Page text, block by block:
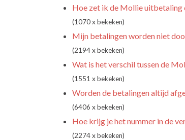
Hoe zet ik de Mollie uitbetaling
(1070 x bekeken)
Mijn betalingen worden niet
(2194 x bekeken)
Wat is het verschil tussen de
(1551 x bekeken)
Worden de betalingen altijd
(6406 x bekeken)
Hoe krijg je het nummer in de
(2274 x bekeken)